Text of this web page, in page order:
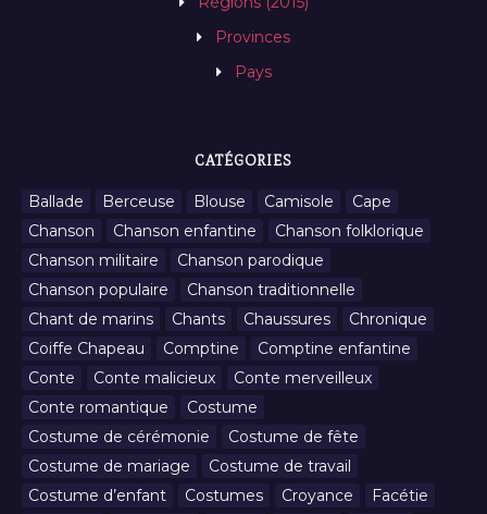
Provinces
Pays
CATÉGORIES
Ballade Berceuse Blouse Camisole
Cape
Chanson
Chanson enfantine
Chanson folklorique
Chanson militaire
Chanson parodique
Chanson populaire
Chanson traditionnelle
Chant de marins
Chants Chaussures
Chronique
Coiffe Chapeau
Comptine
Comptine enfantine
Conte
Conte malicieux
Conte merveilleux
Conte romantique
Costume
Costume de cérémonie
Costume de fête
Costume de mariage
Costume de travail
Costume d’enfant
Costumes Croyance
Facétie